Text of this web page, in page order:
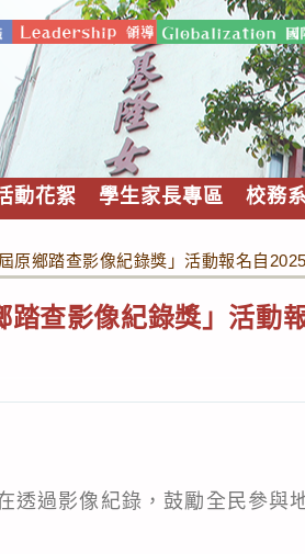
動花絮 學生家長專區 校務
鄉踏查影像紀錄獎」活動報名自
查影像紀錄獎」活動
透過影像紀錄，鼓勵全民參與